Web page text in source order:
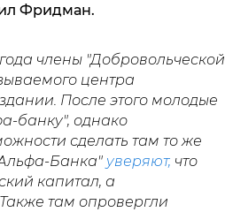
Фридман.
члены "Добровольческой
центра
После этого молодые
банку", однако
сделать там то же
Банка" уверяют, что
капитал, а
там опровергли